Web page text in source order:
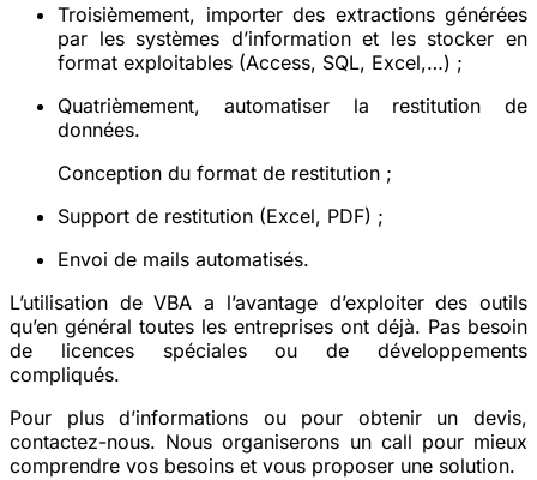
Troisièmement, importer des extractions générées
par les systèmes d’information et les stocker en
format exploitables (Access, SQL, Excel,…) ;
Quatrièmement, automatiser la restitution de
données.
Conception du format de restitution ;
Support de restitution (Excel, PDF) ;
Envoi de mails automatisés.
L’utilisation de VBA a l’avantage d’exploiter des outils
qu’en général toutes les entreprises ont déjà. Pas besoin
de licences spéciales ou de développements
compliqués.
Pour plus d’informations ou pour obtenir un devis,
contactez-nous. Nous organiserons un call pour mieux
comprendre vos besoins et vous proposer une solution.